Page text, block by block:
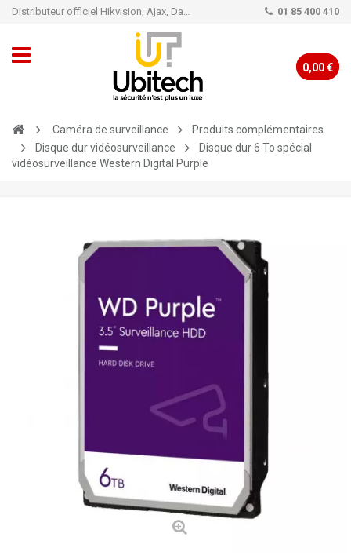
Distributeur officiel Hikvision, Ajax, Dahua, TP-Link - Caméra de vidéo surveillance - Alarme 01 85 400 410
0,00 €
Caméra de surveillance
Produits complémentaires
Disque dur vidéosurveillance
Disque dur 6 To spécial
vidéosurveillance Western Digital Purple